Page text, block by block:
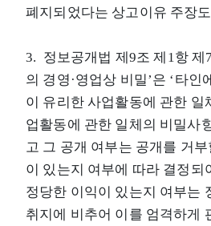
폐지되었다는 상고이유 주장
3. 정보공개법 제9조 제1항 제
의 경영·영업상 비밀’은 ‘타
이 유리한 사업활동에 관한 일
업활동에 관한 일체의 비밀사
고 그 공개 여부는 공개를 거
이 있는지 여부에 따라 결정되
정당한 이익이 있는지 여부는
취지에 비추어 이를 엄격하게